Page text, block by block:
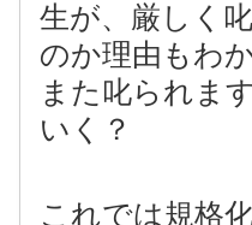
生が、厳しく
のか理由もわ
また叱られま
いく？
これでは規格